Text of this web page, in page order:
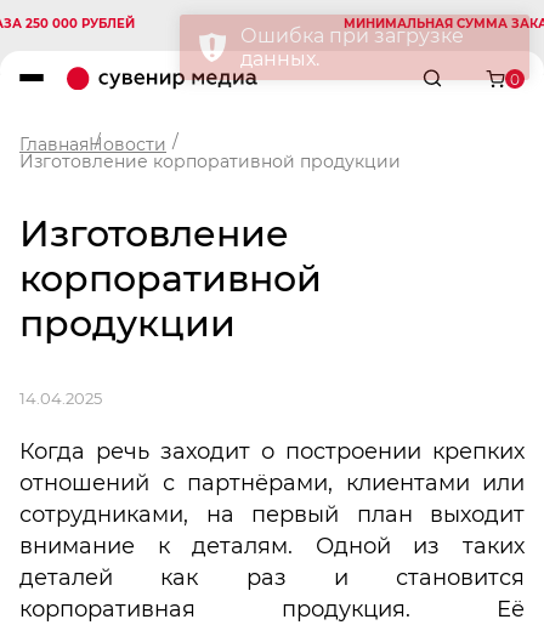
000 РУБЛЕЙ МИНИМАЛЬНАЯ СУММА ЗАКАЗА
0
ГлавнаяНовости
Изготовление корпоративной продукции
Изготовление
корпоративной
продукции
14.04.2025
Когда речь заходит о построении крепких
отношений с партнёрами, клиентами или
сотрудниками, на первый план выходит
внимание к деталям. Одной из таких
деталей как раз и становится
корпоративная продукция. Её